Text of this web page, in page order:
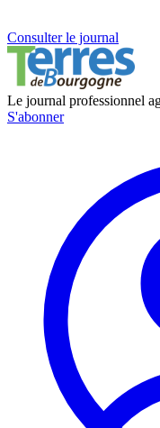
Consulter le journal
Le journal professionnel
S'abonner